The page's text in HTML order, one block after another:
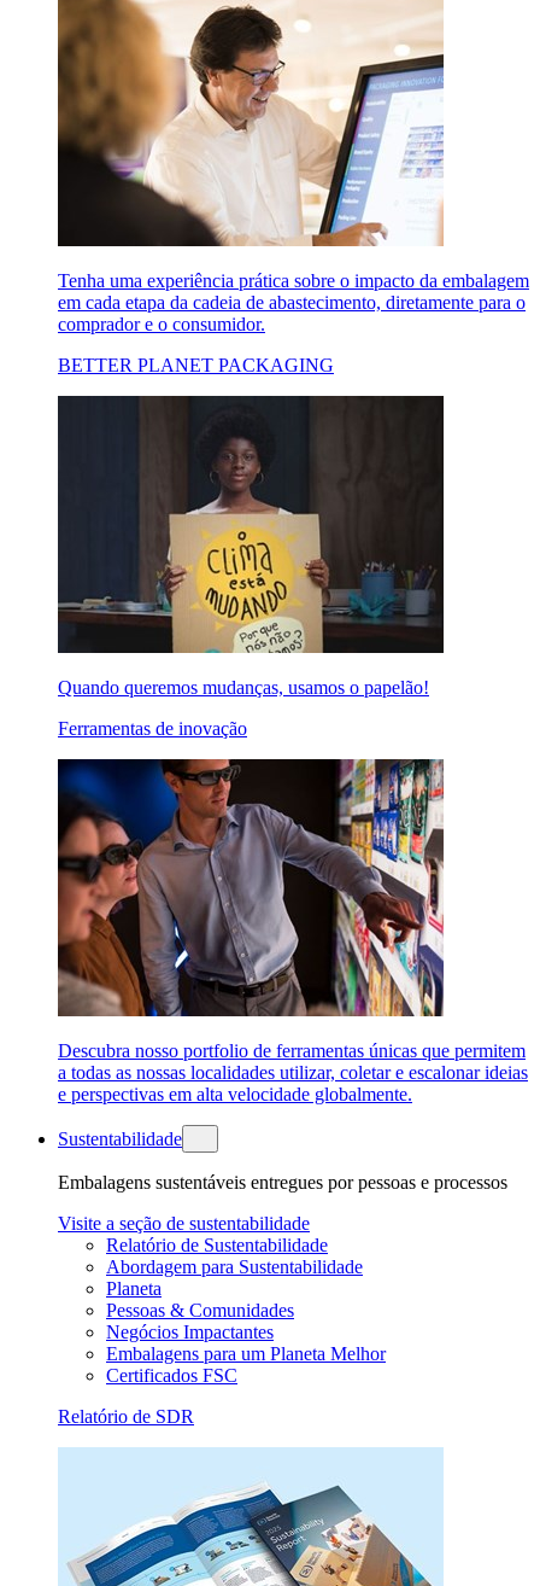
Tenha uma experiência prática sobre o impacto da embalagem
em cada etapa da cadeia de abastecimento, diretamente para o
comprador e o consumidor.
BETTER PLANET PACKAGING
Quando queremos mudanças, usamos o papelão!
Ferramentas de inovação
Descubra nosso portfolio de ferramentas únicas que permitem
a todas as nossas localidades utilizar, coletar e escalonar ideias
e perspectivas em alta velocidade globalmente.
Sustentabilidade
Embalagens sustentáveis entregues por pessoas e processos
Visite a seção de sustentabilidade
Relatório de Sustentabilidade
Abordagem para Sustentabilidade
Planeta
Pessoas & Comunidades
Negócios Impactantes
Embalagens para um Planeta Melhor
Certificados FSC
Relatório de SDR